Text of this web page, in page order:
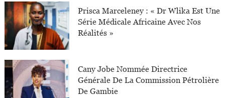
Prisca Marceleney : « Dr Wlika Est Une
Série Médicale Africaine Avec Nos
Réalités »
Cany Jobe Nommée Directrice
Générale De La Commission Pétrolière
De Gambie